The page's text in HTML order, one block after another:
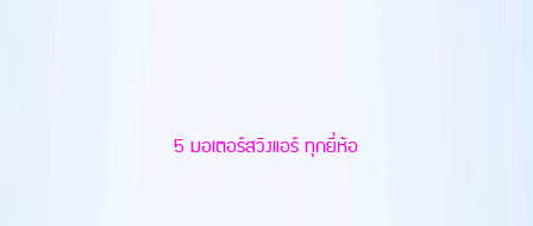
5 มอเตอร์สวิงแอร์ ทุกยี่ห้อ